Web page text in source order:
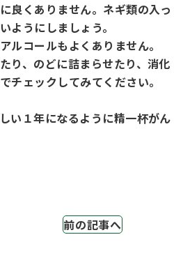
Export Pedigree
いて
良くありません。ネギ類の入っ
ようにしましょう。
ルコールもよくありません。
り、のどに詰まらせたり、消化
チェックしてみてください。
い１年になるように精一杯がん
前の記事へ